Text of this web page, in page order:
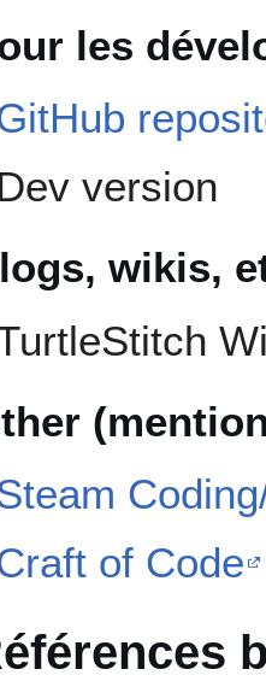
les
version
wikis,
of Code